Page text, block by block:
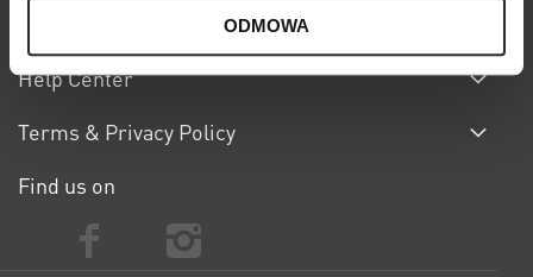
ODMOWA
Help Center
Terms & Privacy Policy
Find us on